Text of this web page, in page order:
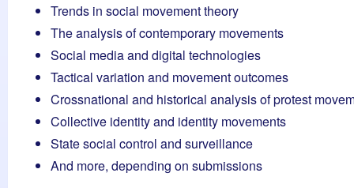
Trends in social movement theory
The analysis of contemporary movements
Social media and digital technologies
Tactical variation and movement outcomes
Crossnational and historical analysis of protest
Collective identity and identity movements
State social control and surveillance
And more, depending on submissions